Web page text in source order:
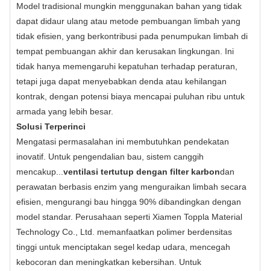
Model tradisional mungkin menggunakan bahan yang tidak
dapat didaur ulang atau metode pembuangan limbah yang
tidak efisien, yang berkontribusi pada penumpukan limbah di
tempat pembuangan akhir dan kerusakan lingkungan. Ini
tidak hanya memengaruhi kepatuhan terhadap peraturan,
tetapi juga dapat menyebabkan denda atau kehilangan
kontrak, dengan potensi biaya mencapai puluhan ribu untuk
armada yang lebih besar.
Solusi Terperinci
Mengatasi permasalahan ini membutuhkan pendekatan
inovatif. Untuk pengendalian bau, sistem canggih
mencakup... ventilasi tertutup dengan filter karbondan
perawatan berbasis enzim yang menguraikan limbah secara
efisien, mengurangi bau hingga 90% dibandingkan dengan
model standar. Perusahaan seperti Xiamen Toppla Material
Technology Co., Ltd. memanfaatkan polimer berdensitas
tinggi untuk menciptakan segel kedap udara, mencegah
kebocoran dan meningkatkan kebersihan. Untuk